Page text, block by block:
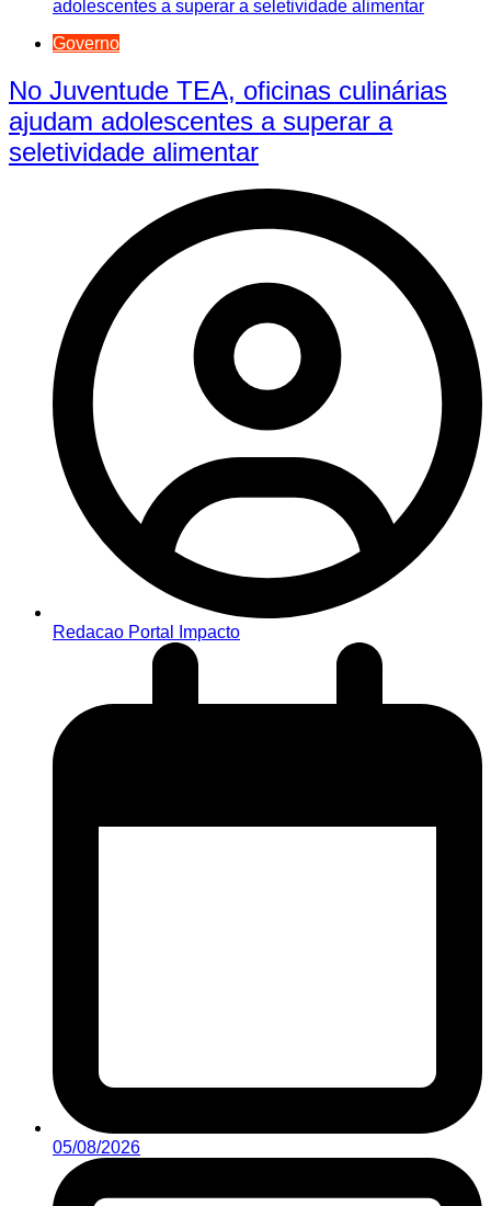
Governo
No Juventude TEA, oficinas culinárias
ajudam adolescentes a superar a
seletividade alimentar
Redacao Portal Impacto
05/08/2026